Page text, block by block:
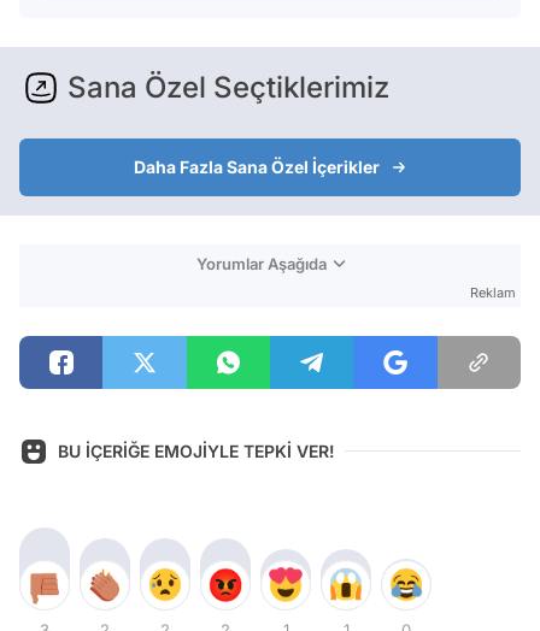
Sana Özel Seçtiklerimiz
Daha Fazla Sana Özel İçerikler
Yorumlar Aşağıda
Reklam
BU İÇERİĞE EMOJİYLE TEPKİ VER!